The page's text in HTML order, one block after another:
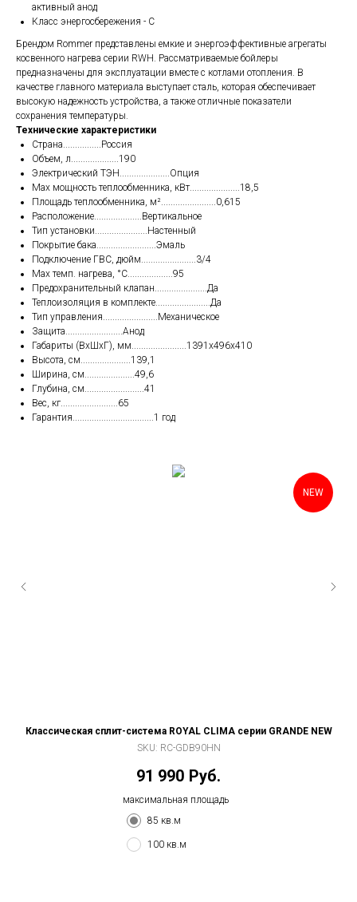
активный анод
Класс энергосбережения - C
Брендом Rommer представлены емкие и энергоэффективные агрегаты
косвенного нагрева серии RWH. Рассматриваемые бойлеры
предназначены для эксплуатации вместе с котлами отопления. В
качестве главного материала выступает сталь, которая обеспечивает
высокую надежность устройства, а также отличные показатели
сохранения температуры.
Технические характеристики
Страна................Россия
Объем, л....................190
Электрический ТЭН.....................Опция
Max мощность теплообменника, кВт.....................18,5
Площадь теплообменника, м².......................0,615
Расположение....................Вертикальное
Тип установки......................Настенный
Покрытие бака.........................Эмаль
Подключение ГВС, дюйм.......................3/4
Max темп. нагрева, °С...................95
Предохранительный клапан......................Да
Теплоизоляция в комплекте.......................Да
Тип управления.......................Механическое
Защита........................Анод
Габариты (ВхШхГ), мм.......................1391x496x410
Высота, см.....................139,1
Ширина, см.....................49,6
Глубина, см.........................41
Вес, кг........................65
Гарантия..................................1 год
NEW
Классическая сплит-система ROYAL CLIMA серии GRANDE NEW
SKU: RC-GDB90HN
91 990 Руб.
максимальная площадь
85 кв.м
100 кв.м